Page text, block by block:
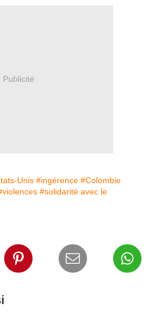
Publicité
Unis #ingérence #Colombie
#solidarité avec le